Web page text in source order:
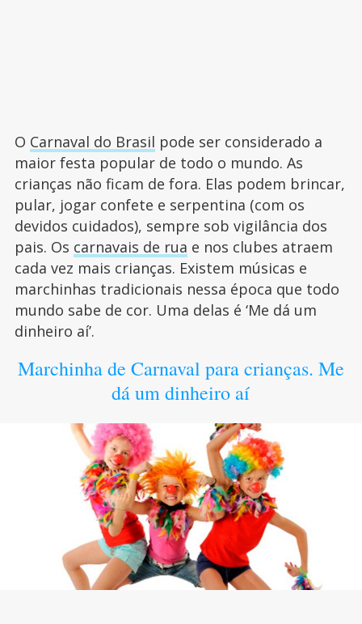
O Carnaval do Brasil pode ser considerado a
maior festa popular de todo o mundo. As
crianças não ficam de fora. Elas podem brincar,
pular, jogar confete e serpentina (com os
devidos cuidados), sempre sob vigilância dos
pais. Os carnavais de rua e nos clubes atraem
cada vez mais crianças. Existem músicas e
marchinhas tradicionais nessa época que todo
mundo sabe de cor. Uma delas é ‘Me dá um
dinheiro aí’.
Marchinha de Carnaval para crianças. Me
dá um dinheiro aí